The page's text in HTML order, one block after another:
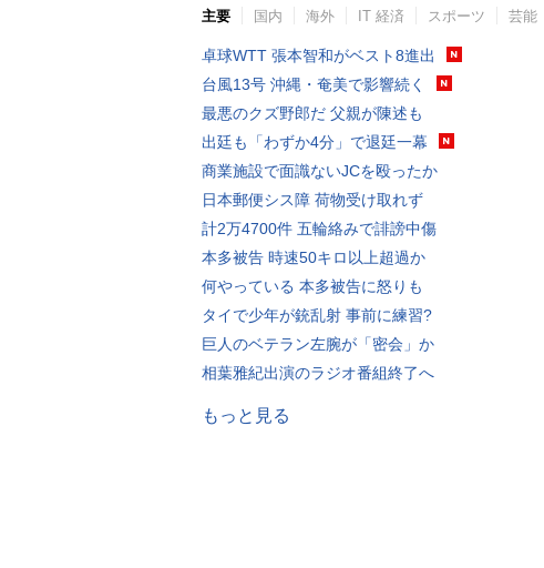
主要 国内 海外 IT 経済 スポーツ 芸能
卓球WTT 張本智和がベスト8進出
台風13号 沖縄・奄美で影響続く
最悪のクズ野郎だ 父親が陳述も
出廷も「わずか4分」で退廷一幕
商業施設で面識ないJCを殴ったか
日本郵便シス障 荷物受け取れず
計2万4700件 五輪絡みで誹謗中傷
本多被告 時速50キロ以上超過か
何やっている 本多被告に怒りも
タイで少年が銃乱射 事前に練習?
巨人のベテラン左腕が「密会」か
相葉雅紀出演のラジオ番組終了へ
もっと見る